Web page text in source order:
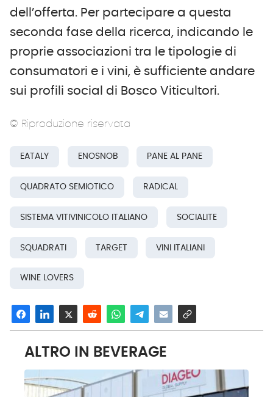
dell’offerta. Per partecipare a questa
seconda fase della ricerca, indicando le
proprie associazioni tra le tipologie di
consumatori e i vini, è sufficiente andare
sui profili social di Bosco Viticultori.
© Riproduzione riservata
EATALY ENOSNOB PANE AL PANE
QUADRATO SEMIOTICO RADICAL
SISTEMA VITIVINICOLO ITALIANO SOCIALITE
SQUADRATI TARGET VINI ITALIANI
WINE LOVERS
ALTRO IN BEVERAGE